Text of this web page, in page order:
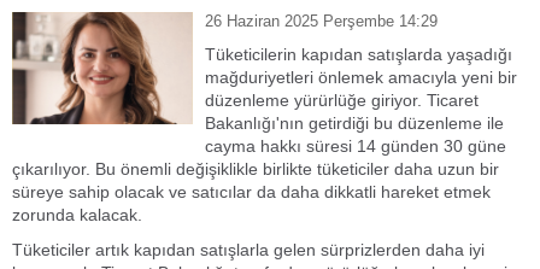
26 Haziran 2025 Perşembe 14:29
Tüketicilerin kapıdan satışlarda yaşadığı
mağduriyetleri önlemek amacıyla yeni bir
düzenleme yürürlüğe giriyor. Ticaret
Bakanlığı'nın getirdiği bu düzenleme ile
cayma hakkı süresi 14 günden 30 güne
çıkarılıyor. Bu önemli değişiklikle birlikte tüketiciler daha uzun bir
süreye sahip olacak ve satıcılar da daha dikkatli hareket etmek
zorunda kalacak.
Tüketiciler artık kapıdan satışlarla gelen sürprizlerden daha iyi